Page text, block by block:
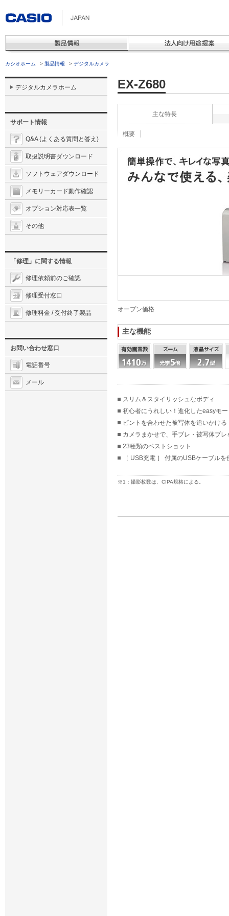
カシオホーム >製品情報 >デジタルカメラ
EX-Z680
主な特長
概要
オープン価格
主な機能
スリム＆スタイリッシュなボディ
初心者にうれしい！進化したeasyモ
ピントを合わせた被写体を追いかけ
カメラまかせで、手ブレ・被写体ブレ
23種類のベストショット
［ USB充電 ］ 付属のUSBケーブル
※1：撮影枚数は、CIPA規格による。
デジタルカメラホーム
サポート情報
Q&A (よくある質問と答え)
取扱説明書ダウンロード
ソフトウェアダウンロード
メモリーカード動作確認
オプション対応表一覧
その他
「修理」に関する情報
修理依頼前のご確認
修理受付窓口
修理料金 / 受付終了製品
お問い合わせ窓口
電話番号
メール